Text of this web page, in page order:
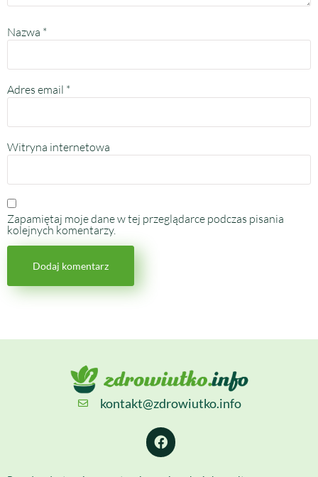
Nazwa *
Adres email *
Witryna internetowa
Zapamiętaj moje dane w tej przeglądarce podczas pisania
kolejnych komentarzy.
kontakt@zdrowiutko.info